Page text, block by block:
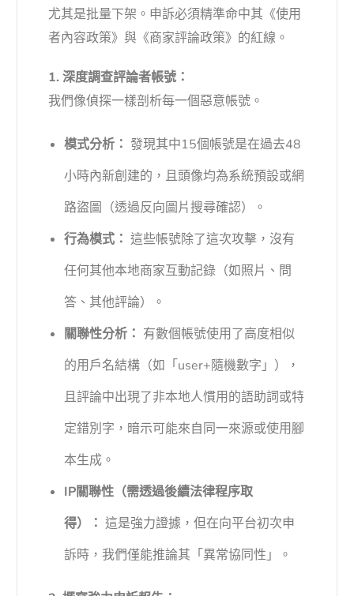
尤其是批量下架。申訴必須精準命中其《使用
者內容政策》與《商家評論政策》的紅線。
1. 深度調查評論者帳號：
我們像偵探一樣剖析每一個惡意帳號。
模式分析： 發現其中15個帳號是在過去48
小時內新創建的，且頭像均為系統預設或網
路盜圖（透過反向圖片搜尋確認）。
行為模式： 這些帳號除了這次攻擊，沒有
任何其他本地商家互動記錄（如照片、問
答、其他評論）。
關聯性分析： 有數個帳號使用了高度相似
的用戶名結構（如「user+隨機數字」），
且評論中出現了非本地人慣用的語助詞或特
定錯別字，暗示可能來自同一來源或使用腳
本生成。
IP關聯性（需透過後續法律程序取
得）： 這是強力證據，但在向平台初次申
訴時，我們僅能推論其「異常協同性」。